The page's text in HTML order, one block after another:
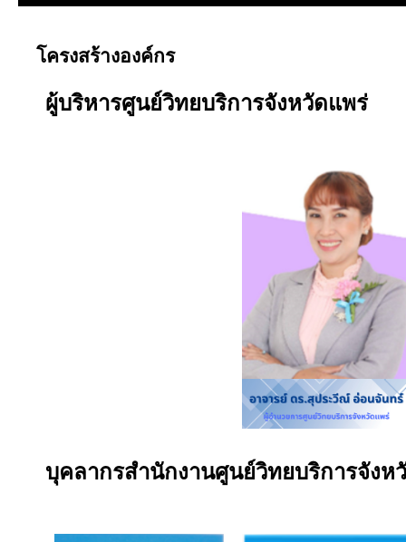
โครงสร้างองค์กร
ผู้บริหารศูนย์วิทยบริการจังหวัดแพร่
บุคลากรสำนักงานศูนย์วิทยบริการจังห